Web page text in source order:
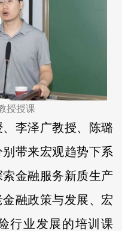
授授课
李泽广教授、陈璐
带来宏观趋势下系
金融服务新质生产
融政策与发展、宏
行业发展的培训课